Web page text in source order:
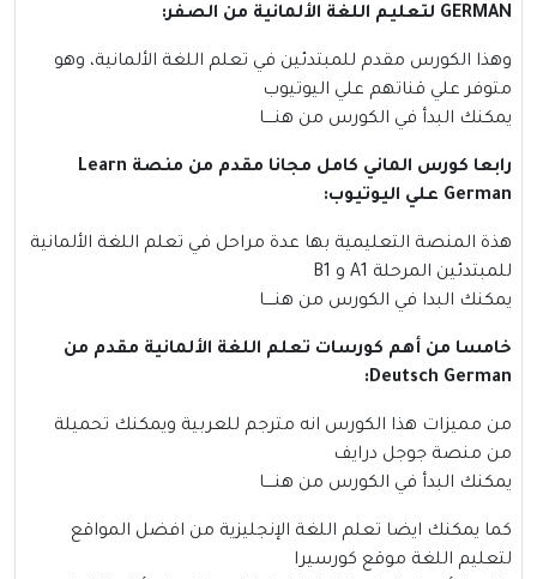
GERMAN لتعليم اللغة الألمانية من الصفر:
وهذا الكورس مقدم للمبتدئين في تعلم اللغة الألمانية، وهو
متوفر علي قناتهم علي اليوتيوب
يمكنك البدأ في الكورس من هنــــا
رابعا كورس الماني كامل مجانا مقدم من منصة Learn
German علي اليوتيوب:
هذة المنصة التعليمية بها عدة مراحل في تعلم اللغة الألمانية
للمبتدئين المرحلة A1 و B1
يمكنك البدا في الكورس من هنــــا
خامسا من أهم كورسات تعلم اللغة الألمانية مقدم من
Deutsch German:
من مميزات هذا الكورس انه مترجم للعربية ويمكنك تحميلة
من منصة جوجل درايف
يمكنك البدأ في الكورس من هنــــا
كما يمكنك ايضا تعلم اللغة الإنجليزية من افضل المواقع
لتعليم اللغة موقع كورسيرا